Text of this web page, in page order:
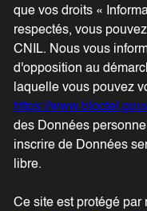
que vos droits «
respectés, vous
CNIL. Nous vous
d'opposition au
laquelle vous pouvez
https://
des Données
inscrire de Données
libre.
Ce site est protégé par